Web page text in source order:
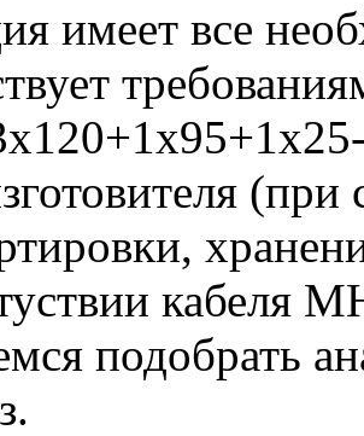
имеет все
подобрать